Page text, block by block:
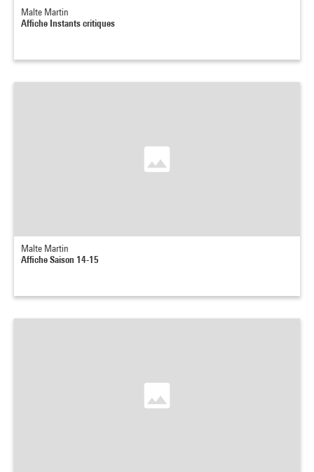
Malte Martin
Affiche Instants critiques
Malte Martin
Affiche Saison 14-15